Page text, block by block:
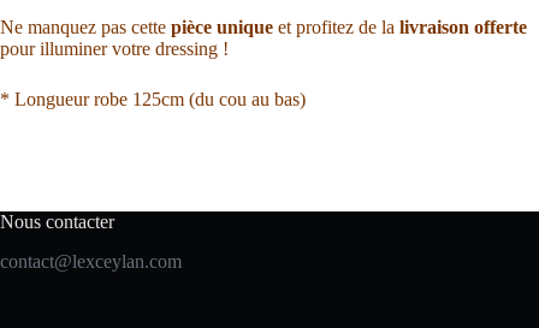
Ne manquez pas cette pièce unique et profitez de la livraison offerte
pour illuminer votre dressing !
* Longueur robe 125cm (du cou au bas)
Nous contacter
contact@lexceylan.com